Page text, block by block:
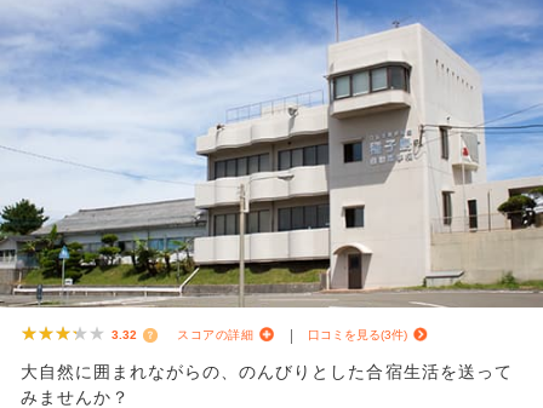
★★★★★
★★★★★ 3.32 スコアの詳細 口コミを見る(3件)
大自然に囲まれながらの、のんびりとした合宿生活を送って
みませんか？